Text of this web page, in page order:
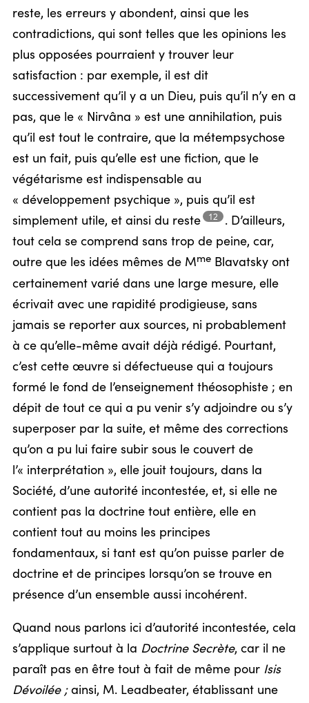
reste, les erreurs y abondent, ainsi que les
contradictions, qui sont telles que les opinions les
plus opposées pourraient y trouver leur
satisfaction : par exemple, il est dit
successivement qu’il y a un Dieu, puis qu’il n’y en a
pas, que le « Nirvâna » est une annihilation, puis
qu’il est tout le contraire, que la métempsychose
est un fait, puis qu’elle est une fiction, que le
végétarisme est indispensable au
« développement psychique », puis qu’il est
simplement utile, et ainsi du reste 12 .D’ailleurs,
tout cela se comprend sans trop de peine, car,
outre que les idées mêmes de Mme Blavatsky ont
certainement varié dans une large mesure, elle
écrivait avec une rapidité prodigieuse, sans
jamais se reporter aux sources, ni probablement
à ce qu’elle-même avait déjà rédigé. Pourtant,
c’est cette œuvre si défectueuse qui a toujours
formé le fond de l’enseignement théosophiste ; en
dépit de tout ce qui a pu venir s’y adjoindre ou s’y
superposer par la suite, et même des corrections
qu’on a pu lui faire subir sous le couvert de
l’« interprétation », elle jouit toujours, dans la
Société, d’une autorité incontestée, et, si elle ne
contient pas la doctrine tout entière, elle en
contient tout au moins les principes
fondamentaux, si tant est qu’on puisse parler de
doctrine et de principes lorsqu’on se trouve en
présence d’un ensemble aussi incohérent.
Quand nous parlons ici d’autorité incontestée, cela
s’applique surtout à la Doctrine Secrète, car il ne
paraît pas en être tout à fait de même pour Isis
Dévoilée ;ainsi, M. Leadbeater, établissant une